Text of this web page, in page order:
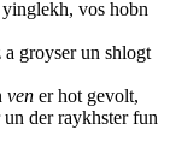
vos hobn
groyser un shlogt
ven er hot gevolt,
der raykhster fun